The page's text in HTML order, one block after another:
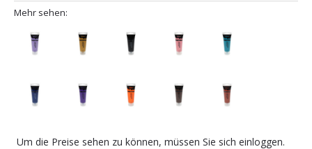
Mehr sehen:
Um die Preise sehen zu können, müssen Sie sich einloggen.